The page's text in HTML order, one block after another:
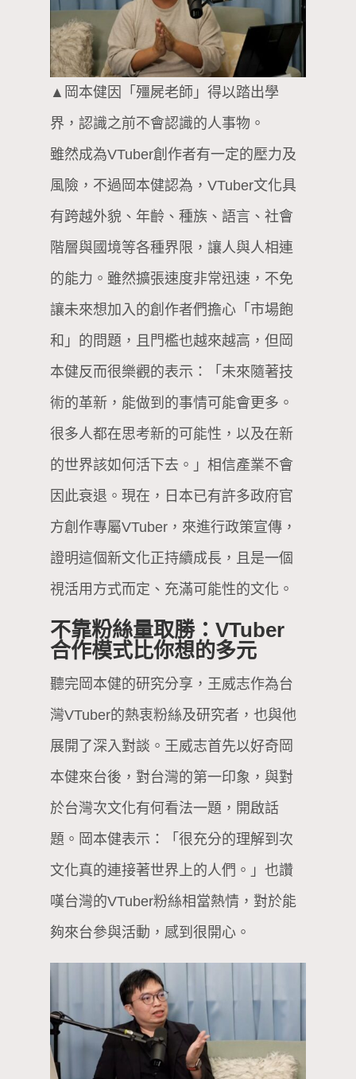
▲岡本健因「殭屍老師」得以踏出學
界，認識之前不會認識的人事物。
雖然成為VTuber創作者有一定的壓力及
風險，不過岡本健認為，VTuber文化具
有跨越外貌、年齡、種族、語言、社會
階層與國境等各種界限，讓人與人相連
的能力。雖然擴張速度非常迅速，不免
讓未來想加入的創作者們擔心「市場飽
和」的問題，且門檻也越來越高，但岡
本健反而很樂觀的表示：「未來隨著技
術的革新，能做到的事情可能會更多。
很多人都在思考新的可能性，以及在新
的世界該如何活下去。」相信產業不會
因此衰退。現在，日本已有許多政府官
方創作專屬VTuber，來進行政策宣傳，
證明這個新文化正持續成長，且是一個
視活用方式而定、充滿可能性的文化。
不靠粉絲量取勝：VTuber
合作模式比你想的多元
聽完岡本健的研究分享，王威志作為台
灣VTuber的熱衷粉絲及研究者，也與他
展開了深入對談。王威志首先以好奇岡
本健來台後，對台灣的第一印象，與對
於台灣次文化有何看法一題，開啟話
題。岡本健表示：「很充分的理解到次
文化真的連接著世界上的人們。」也讚
嘆台灣的VTuber粉絲相當熱情，對於能
夠來台參與活動，感到很開心。